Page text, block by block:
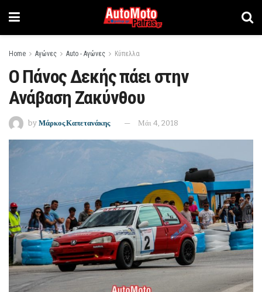
Home Αγώνες Auto - Αγώνες Κύπελλα
Ο Πάνος Δεκής πάει στην
Ανάβαση Ζακύνθου
by Μάρκος Καπετανάκης Μάι 4, 2018